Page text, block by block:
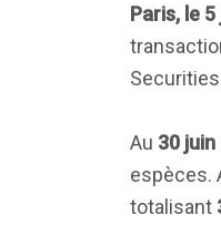
Paris, le
Au 30 juin
espèces.
totalisant